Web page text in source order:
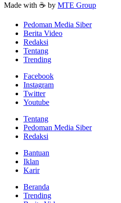
Made with ☕ by MTE Group
Pedoman Media Siber
Berita Video
Redaksi
Tentang
Trending
Facebook
Instagram
Twitter
Youtube
Tentang
Pedoman Media Siber
Redaksi
Bantuan
Iklan
Karir
Beranda
Trending